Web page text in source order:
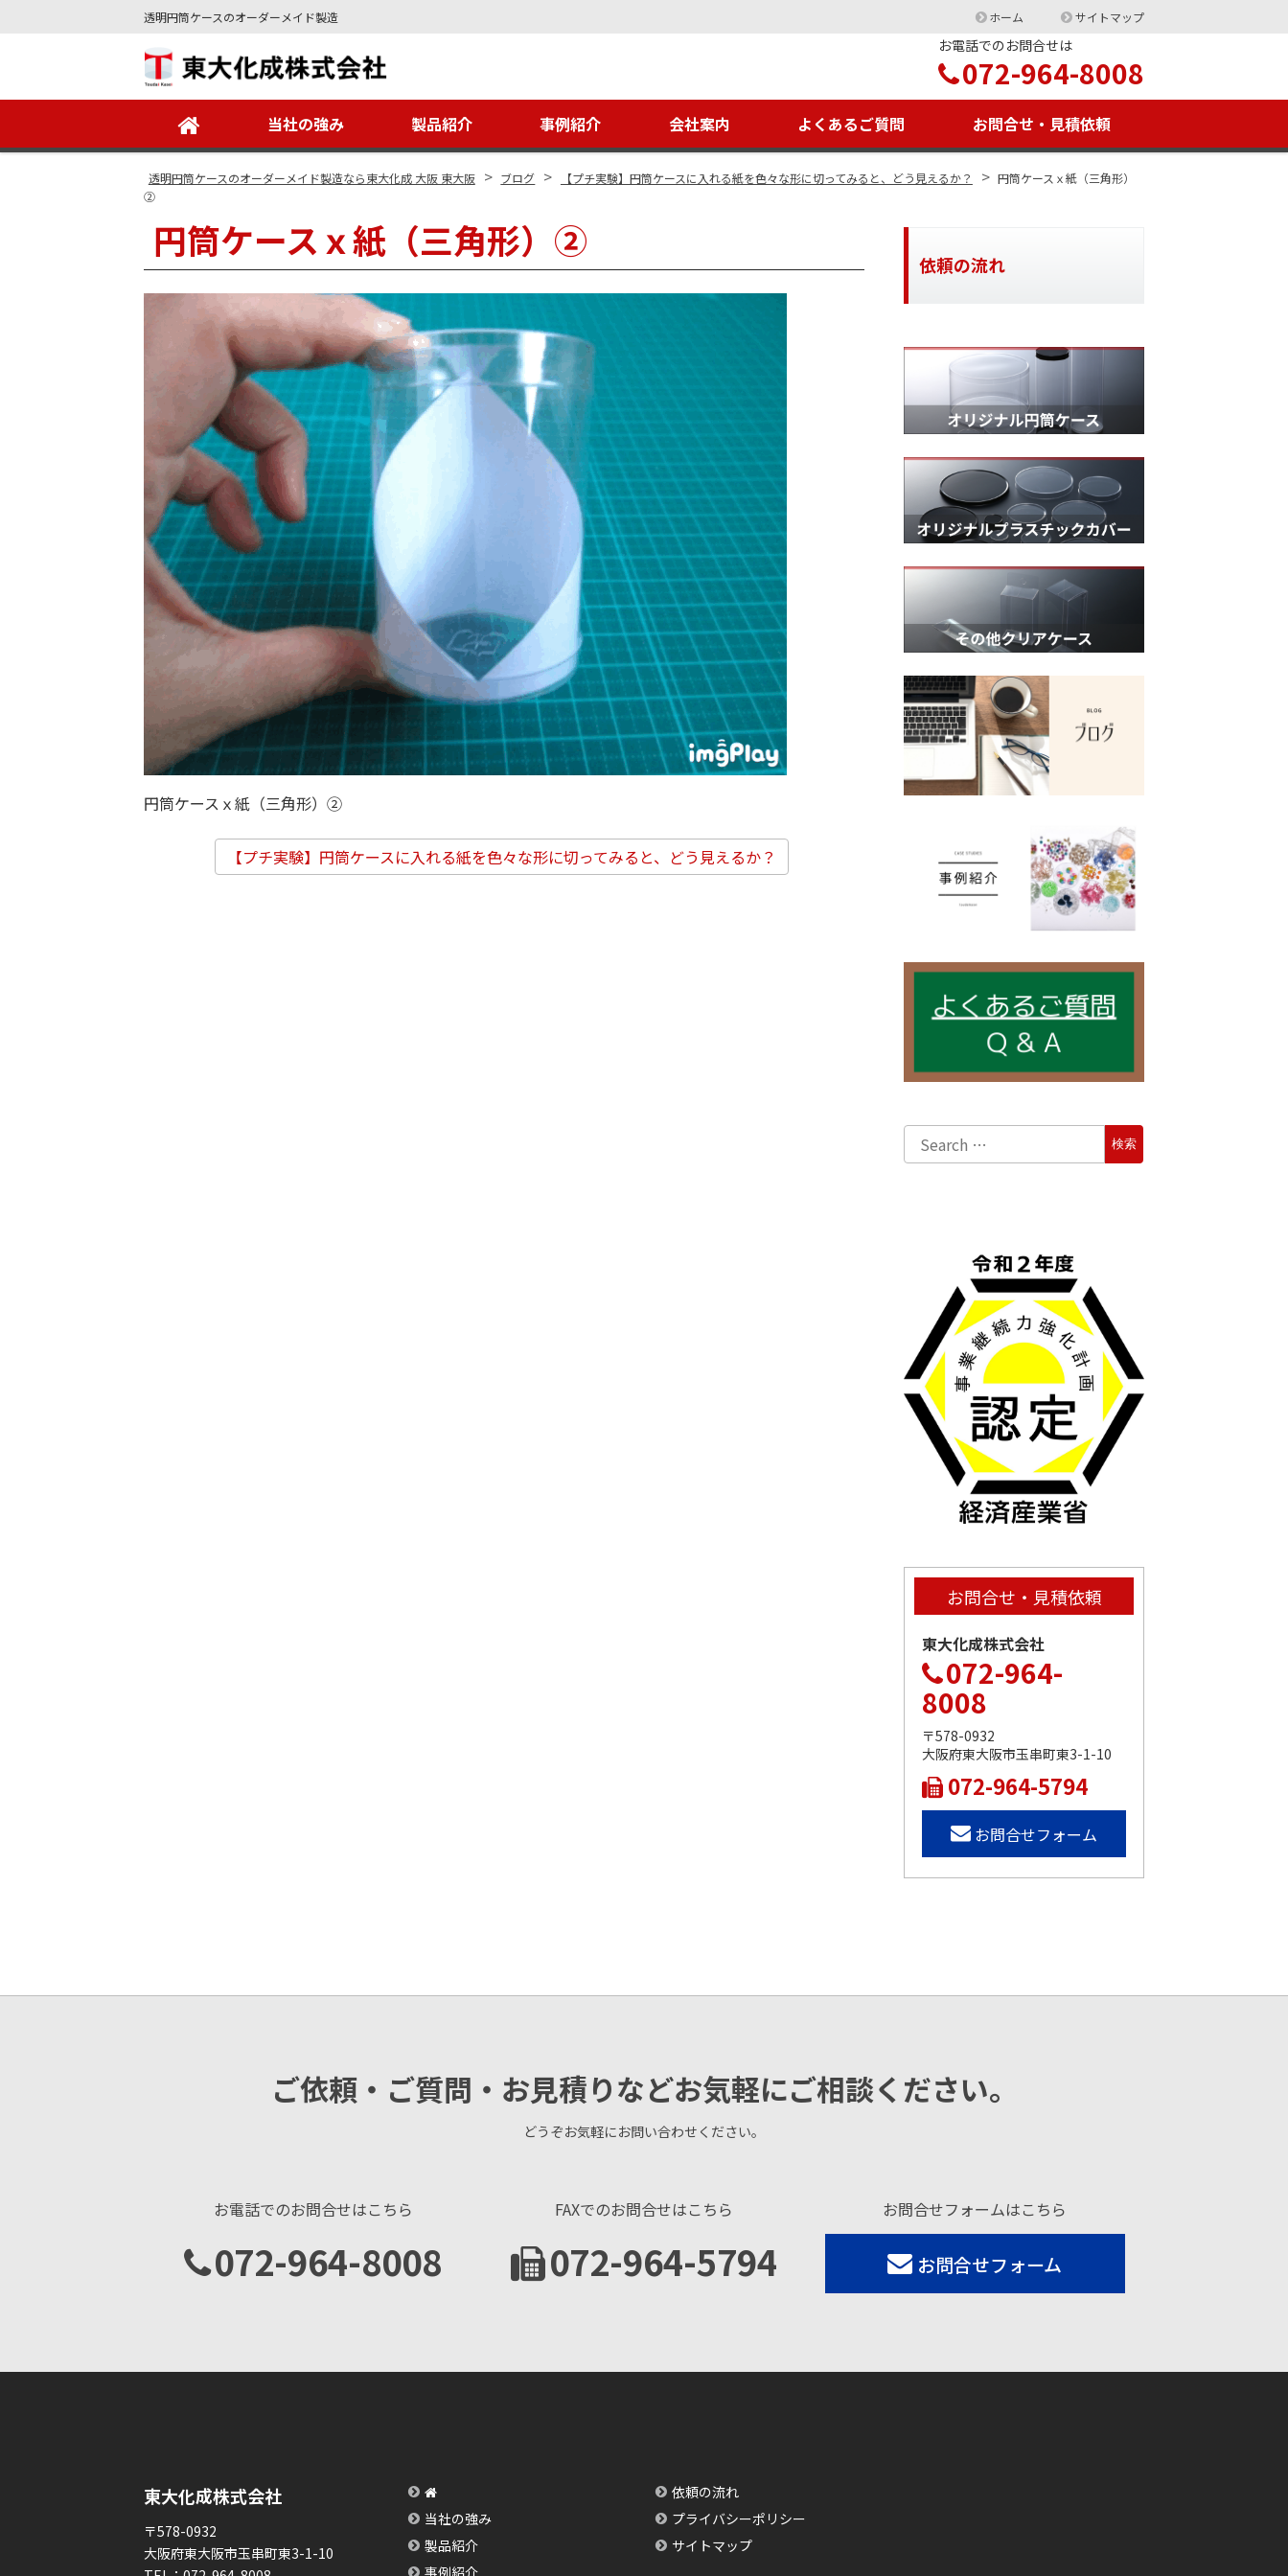
透明円筒ケースのオーダーメイド製造 ホーム サイトマップ
お電話でのお問合せは
072-964-8008
当社の強み 製品紹介 事例紹介 会社案内 よくあるご質問 お問合せ・見積依頼
透明円筒ケースのオーダーメイド製造なら東大化成 大阪 東大阪 > ブログ > 【プチ実験】円筒ケースに入れる紙を色々な形に切ってみると、どう見えるか？ > 円筒ケースｘ紙（三角形）
②
円筒ケースｘ紙（三角形）②
円筒ケースｘ紙（三角形）②
【プチ実験】円筒ケースに入れる紙を色々な形に切ってみると、どう見えるか？
依頼の流れ
お問合せ・見積依頼
東大化成株式会社
072-964-
8008
〒578-0932
大阪府東大阪市玉串町東3-1-10
072-964-5794
お問合せフォーム
ご依頼・ご質問・お見積りなどお気軽にご相談ください。
どうぞお気軽にお問い合わせください。
お電話でのお問合せはこちら
072-964-8008
FAXでのお問合せはこちら
072-964-5794
お問合せフォームはこちら
お問合せフォーム
東大化成株式会社
〒578-0932
大阪府東大阪市玉串町東3-1-10
当社の強み
製品紹介
依頼の流れ
プライバシーポリシー
サイトマップ